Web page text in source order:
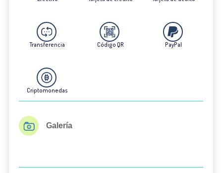
Transferencia Código QR PayPal
Criptomonedas
Galería